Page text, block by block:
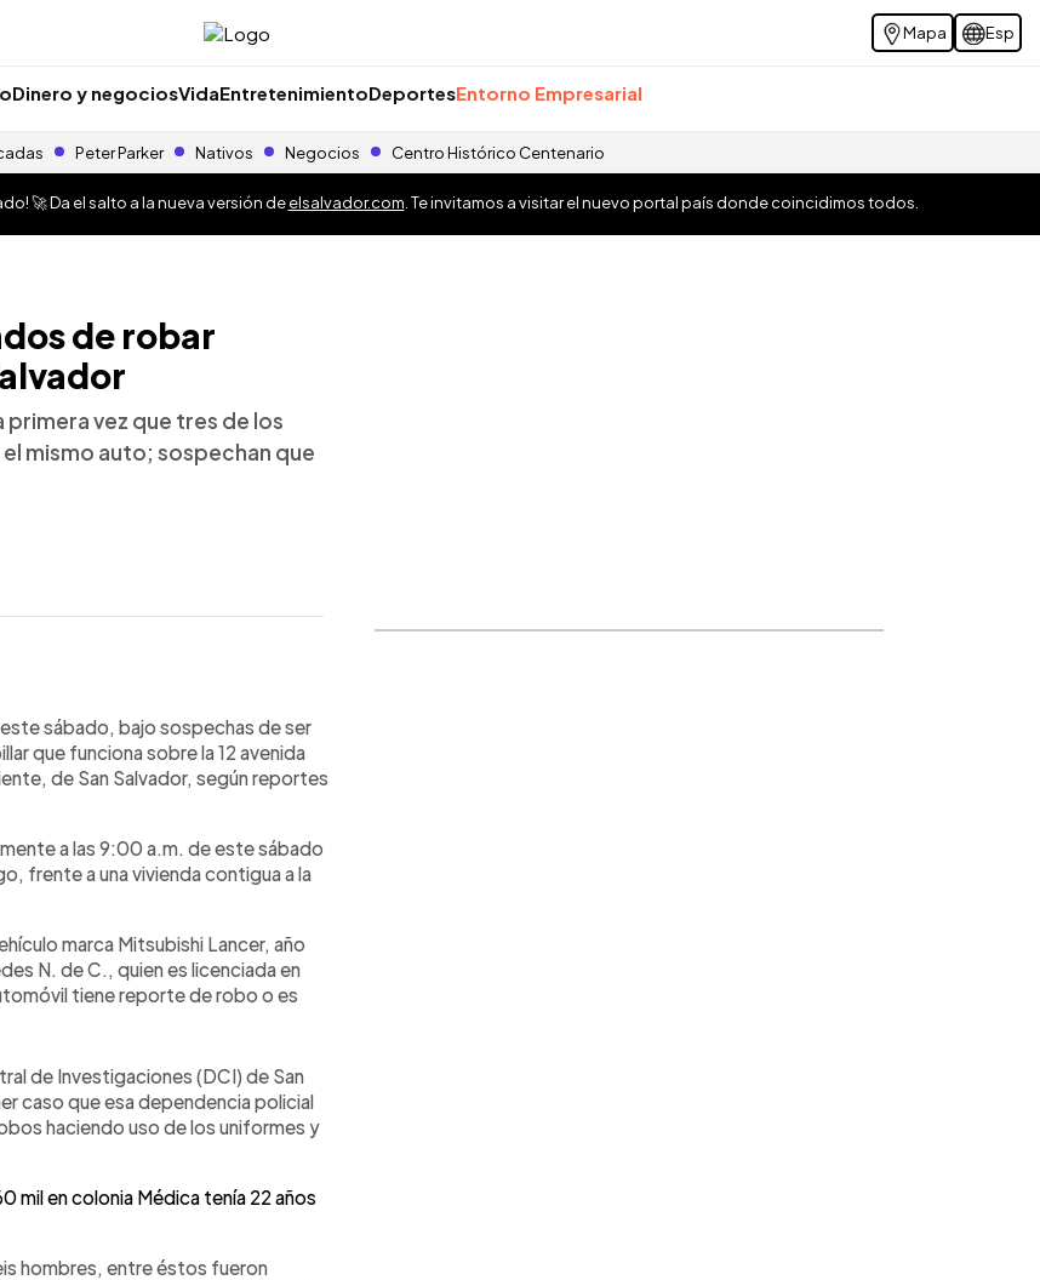
Mapa Esp
Dinero y negociosVidaEntretenimientoDeportesEntorno Empresarial
Peter Parker Nativos Negocios Centro Histórico Centenario
🚀 Da el salto a la nueva versión deelsalvador.com . Te invitamos a visitar el nuevo portal país donde coincidimos todos.
de robar
vez que tres de los
mismo auto; sospechan que
sábado, bajo sospechas de ser
que funciona sobre la 12 avenida
de San Salvador, según reportes
a las 9:00 a.m. de este sábado
frente a una vivienda contigua a la
marca Mitsubishi Lancer, año
N. de C., quien es licenciada en
tiene reporte de robo o es
de Investigaciones (DCI) de San
caso que esa dependencia policial
haciendo uso de los uniformes y
mil en colonia Médica tenía 22 años
hombres, entre éstos fueron